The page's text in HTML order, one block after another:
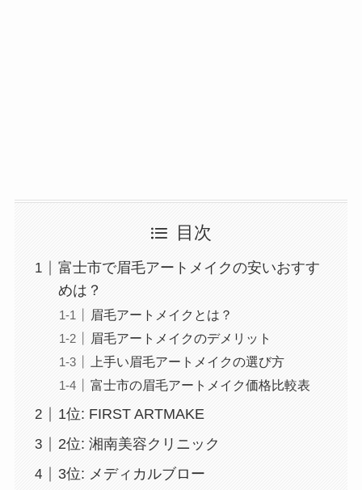
目次
富士市で眉毛アートメイクの安いおすす
めは？
眉毛アートメイクとは？
眉毛アートメイクのデメリット
上手い眉毛アートメイクの選び方
富士市の眉毛アートメイク価格比較表
1位: FIRST ARTMAKE
2位: 湘南美容クリニック
3位: メディカルブロー